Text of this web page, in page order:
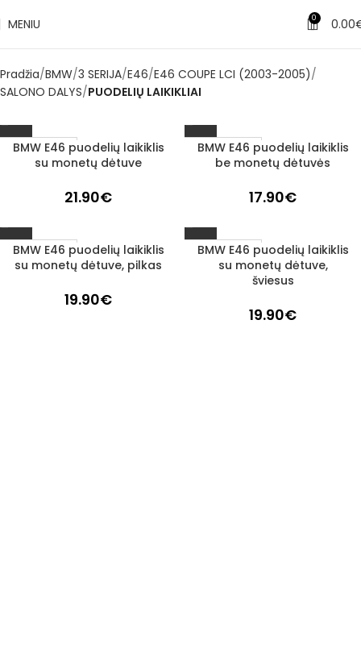
MENIU 0 0.00
Pradžia BMW 3 SERIJA E46 E46 COUPE LCI (2003-2005)
SALONO DALYS PUODELIŲ LAIKIKLIAI
1–3 d. d.
BMW E46 puodelių laikiklis
su monetų dėtuve
21.90€
1–3 d. d.
BMW E46 puodelių laikiklis
be monetų dėtuvės
17.90€
1–3 d. d.
BMW E46 puodelių laikiklis
su monetų dėtuve, pilkas
19.90€
1–3 d. d.
BMW E46 puodelių laikiklis
su monetų dėtuve,
šviesus
19.90€